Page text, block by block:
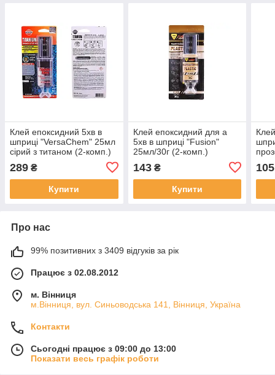
Клей епоксидний 5хв в
шприці "VersaChem" 25мл
сірий з титаном (2-комп.)
289 ₴
Купити
Клей епоксидний для а
5хв в шприці "Fusion"
25мл/30г (2-комп.)
143₴
Купити
105
Про нас
99% позитивних з 3409 відгуків за рік
Працює з 02.08.2012
м. Вінниця
м.Вінниця, вул. Синьоводська 141, Вінниця, Україна
Контакти
Сьогодні працює з 09:00 до 13:00
Показати весь графік роботи